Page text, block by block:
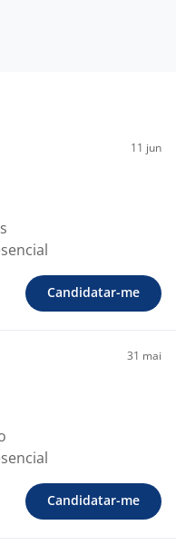
11 jun
Candidatar-me
31 mai
Candidatar-me